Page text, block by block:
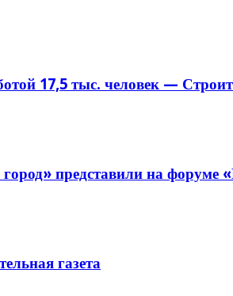
17,5 тыс. человек —
представили на форуме
газета